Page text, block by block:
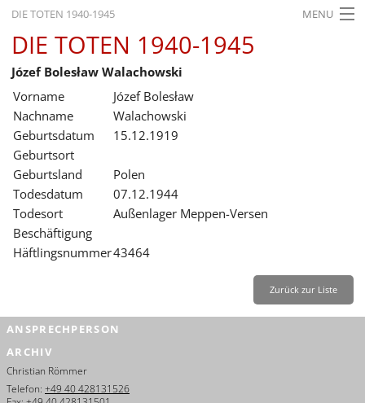
DIE TOTEN 1940-1945 MENU
STARTSEITE
AKTUELLES
AUSSTELLUNGEN
GESCHICHTE
BILDUNG
FORSCHUNG
SERVICE
Leichte Sprache
DIE TOTEN 1940-1945
Józef Bolesław Walachowski
Vorname
Józef Bolesław
Nachname
Walachowski
Geburtsdatum
15.12.1919
Geburtsort
Geburtsland
Polen
Todesdatum
07.12.1944
Todesort
Außenlager Meppen-Versen
Beschäftigung
Häftlingsnummer43464
Zurück zur Liste
ANSPRECHPERSON
ARCHIV
Christian Römmer
Telefon: +49 40 428131526